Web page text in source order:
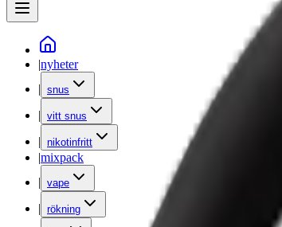
|nyheter
| snus
| vitt snus
| nikotinfritt
|mixpack
| vape
| rökning